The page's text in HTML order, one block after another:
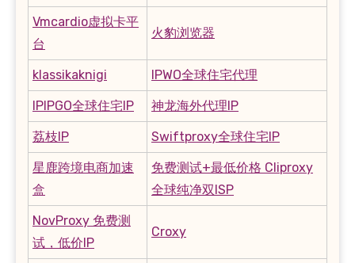
Vmcardio虚拟卡平
台
火豹浏览器
klassikaknigi IPWO全球住宅代理
IPIPGO全球住宅IP 神龙海外代理IP
荔枝IP Swiftproxy全球住宅IP
星鹿跨境电商加速
盒
免费测试+最低价格 Cliproxy
全球纯净双ISP
NovProxy 免费测
试，低价IP
Croxy